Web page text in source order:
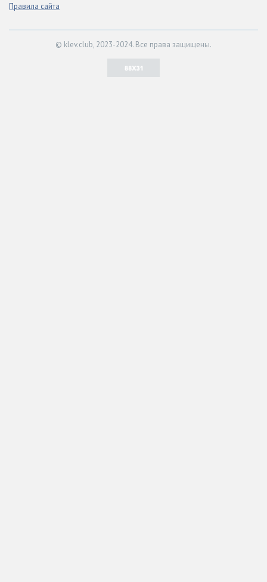
Правила сайта
© klev.club, 2023-2024. Все права защищены.